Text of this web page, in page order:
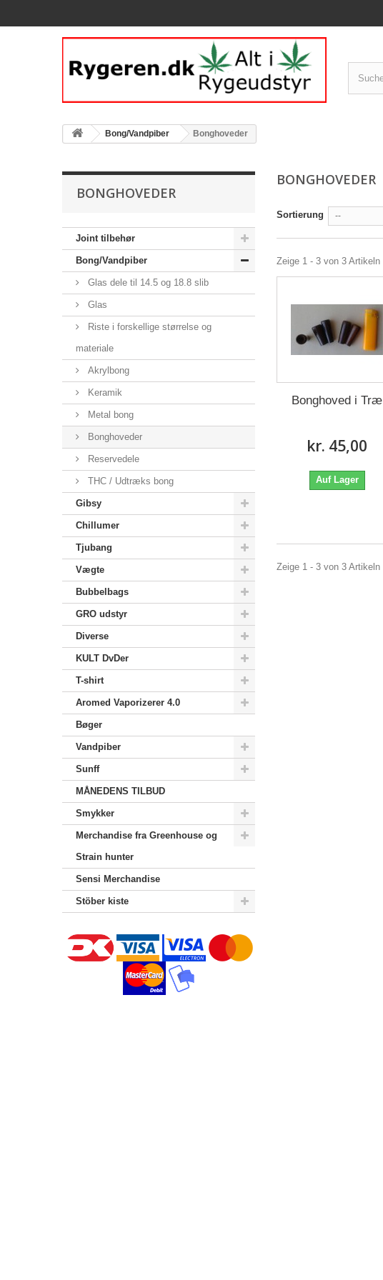
Bong/Vandpiber Bonghoveder
BONGHOVEDER
Joint tilbehør
Bong/Vandpiber
Glas dele til 14.5 og 18.8 slib
Glas
Riste i forskellige størrelse og
materiale
Akrylbong
Keramik
Metal bong
Bonghoveder
Reservedele
THC / Udtræks bong
Gibsy
Chillumer
Tjubang
Vægte
Bubbelbags
GRO udstyr
Diverse
KULT DvDer
T-shirt
Aromed Vaporizerer 4.0
Bøger
Vandpiber
Sunff
MÅNEDENS TILBUD
Smykker
Merchandise‎ fra Greenhouse og
Strain hunter
Sensi Merchandise‎
Stöber kiste
BONGHOVEDER
Sortierung --
Zeige 1 - 3 von 3 Artikeln
Bonghoved i Træ
kr. 45,00
Auf Lager
Zeige 1 - 3 von 3 Artikeln